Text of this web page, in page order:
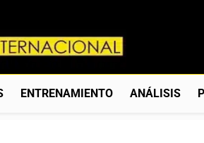
Entrevistas, Análisis, Crónicas,
ENTRENAMIENTO ANÁLISIS